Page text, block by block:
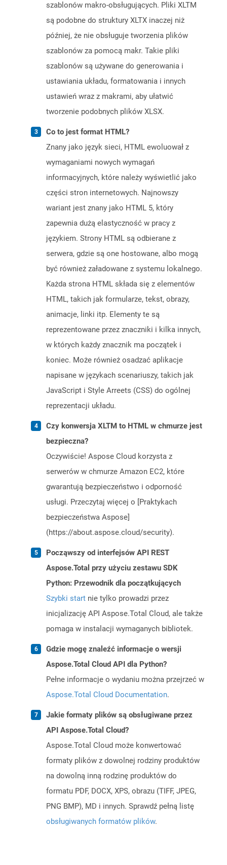
szablonów makro-obsługujących. Pliki XLTM
są podobne do struktury XLTX inaczej niż
później, że nie obsługuje tworzenia plików
szablonów za pomocą makr. Takie pliki
szablonów są używane do generowania i
ustawiania układu, formatowania i innych
ustawień wraz z makrami, aby ułatwić
tworzenie podobnych plików XLSX.
Co to jest format HTML?
Znany jako język sieci, HTML ewoluował z
wymaganiami nowych wymagań
informacyjnych, które należy wyświetlić jako
części stron internetowych. Najnowszy
wariant jest znany jako HTML 5, który
zapewnia dużą elastyczność w pracy z
językiem. Strony HTML są odbierane z
serwera, gdzie są one hostowane, albo mogą
być również załadowane z systemu lokalnego.
Każda strona HTML składa się z elementów
HTML, takich jak formularze, tekst, obrazy,
animacje, linki itp. Elementy te są
reprezentowane przez znaczniki i kilka innych,
w których każdy znacznik ma początek i
koniec. Może również osadzać aplikacje
napisane w językach scenariuszy, takich jak
JavaScript i Style Arreets (CSS) do ogólnej
reprezentacji układu.
Czy konwersja XLTM to HTML w chmurze jest
bezpieczna?
Oczywiście! Aspose Cloud korzysta z
serwerów w chmurze Amazon EC2, które
gwarantują bezpieczeństwo i odporność
usługi. Przeczytaj więcej o [Praktykach
bezpieczeństwa Aspose]
(https://about.aspose.cloud/security).
Począwszy od interfejsów API REST
Aspose.Total przy użyciu zestawu SDK
Python: Przewodnik dla początkujących
Szybki start nie tylko prowadzi przez
inicjalizację API Aspose.Total Cloud, ale także
pomaga w instalacji wymaganych bibliotek.
Gdzie mogę znaleźć informacje o wersji
Aspose.Total Cloud API dla Python?
Pełne informacje o wydaniu można przejrzeć w
Aspose.Total Cloud Documentation.
Jakie formaty plików są obsługiwane przez
API Aspose.Total Cloud?
Aspose.Total Cloud może konwertować
formaty plików z dowolnej rodziny produktów
na dowolną inną rodzinę produktów do
formatu PDF, DOCX, XPS, obrazu (TIFF, JPEG,
PNG BMP), MD i innych. Sprawdź pełną listę
obsługiwanych formatów plików.